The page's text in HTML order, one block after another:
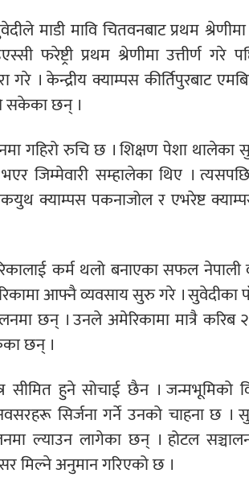
माडी मावि चितवनबाट प्रथम
फरेष्ट्री प्रथम श्रेणीमा उत्तीर्ण
गरे । केन्द्रीय क्याम्पस कीर्तिपुरबाट
सकेका छन् ।
गहिरो रुचि छ । शिक्षण पेशा थालेका
भएर जिम्मेवारी सम्हालेका थिए ।
क्याम्पस पकनाजोल र एभरेष्ट
कर्म थलो बनाएका सफल नेपाली
आफ्नै व्यवसाय सुरु गरे । सुवेदीका
छन् । उनले अमेरिकामा मात्रै
छन् ।
सीमित हुने सोचाई छैन । जन्मभूमिको
सिर्जना गर्ने उनको चाहना छ ।
ल्याउन लागेका छन् । होटल
मिल्ने अनुमान गरिएको छ ।